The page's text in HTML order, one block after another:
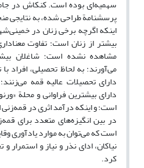
سهمیه‌ای بوده است. کنکاش در
پرسشنامة طراحی شده، به نتایجی
اینکه اگرچه برخی زنان در
بیشتر از زنان است؛ تفاوت
مشاهده نشده است؛ شاغلان
می‌آورند؛ به لحاظ تحصیلی، افراد
دارای تحصیلات عالیه قمه
دارای بیشترین فراوانی و محلة
است؛ و اینکه درآمد اثری در
در بین انگیزه‌های متعدد برای
است که می‌توان به موارد یادآوری
نیاکان، ادای نذر و نیاز و
کرد.